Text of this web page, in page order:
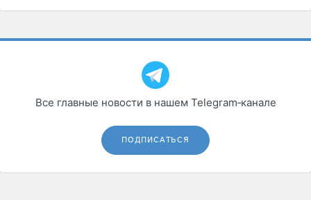
Все главные новости в нашем Telegram‑канале
ПОДПИСАТЬСЯ